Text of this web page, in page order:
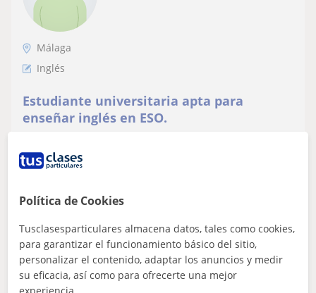
Málaga
Inglés
Estudiante universitaria apta para
enseñar inglés en ESO.
adaptadas al nivel y objetivos de cada estudiante.
Explico de forma clara y paciente, refor...
ver más Contactar
Política de Cookies
Tusclasesparticulares almacena datos, tales como cookies,
para garantizar el funcionamiento básico del sitio,
personalizar el contenido, adaptar los anuncios y medir
su eficacia, así como para ofrecerte una mejor
experiencia.